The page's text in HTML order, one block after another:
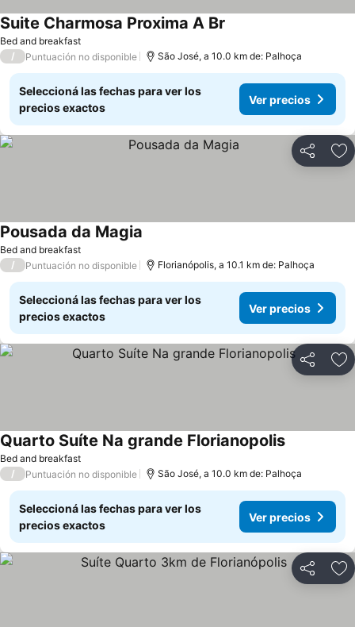
Bed and breakfast
Suite Charmosa Proxima A Br
/ Puntuación no disponible São José, a 10.0 km de: Palhoça
Seleccioná las fechas para ver los
precios exactos
Ver precios
Compartir
Bed and breakfast
Pousada da Magia
/ Puntuación no disponible Florianópolis, a 10.1 km de: Palhoça
Seleccioná las fechas para ver los
precios exactos
Ver precios
Compartir
Bed and breakfast
Quarto Suíte Na grande Florianopolis
/ Puntuación no disponible São José, a 10.0 km de: Palhoça
Seleccioná las fechas para ver los
precios exactos
Ver precios
Compartir